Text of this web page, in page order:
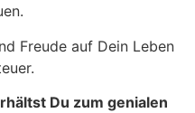
Freude auf Dein Leben
Du zum genialen